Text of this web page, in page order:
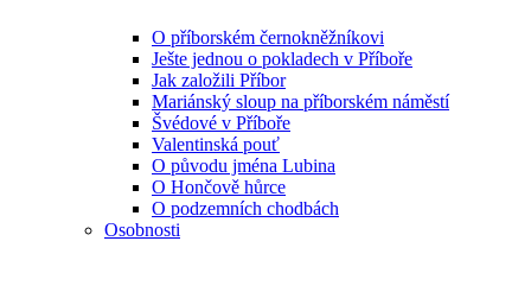
O příborském černokněžníkovi
Ješte jednou o pokladech v Příboře
Jak založili Příbor
Mariánský sloup na příborském náměstí
Švédové v Příboře
Valentinská pouť
O původu jména Lubina
O Hončově hůrce
O podzemních chodbách
Osobnosti